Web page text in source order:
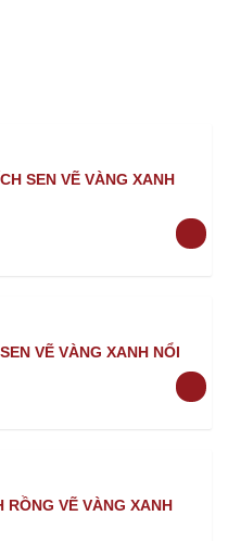
SEN VẼ VÀNG XANH
VẼ VÀNG XANH NỔI
VẼ VÀNG XANH